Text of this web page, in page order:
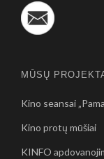
MŪSŲ
Kino seansai
Kino protų mūšiai
KINFO